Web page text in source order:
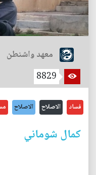
معهد واشنطن
8829
فساد الاصلاح الاصلاح
كمال شوماني